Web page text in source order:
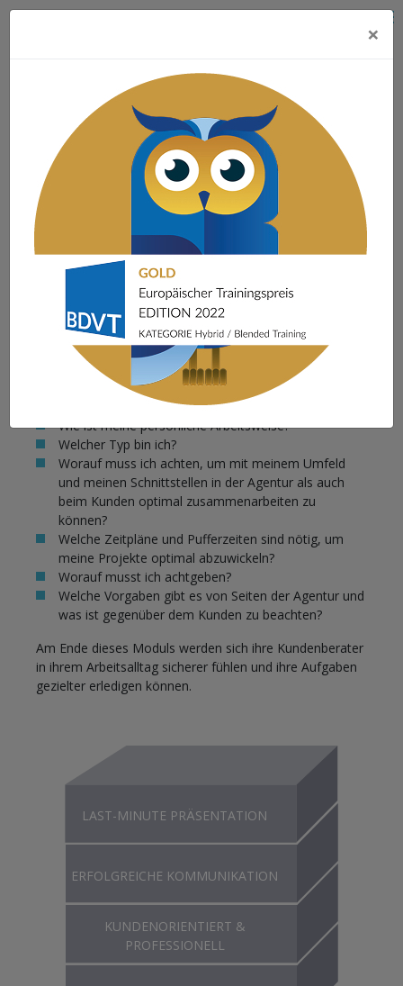
Startseite»Training»NEWVIEW für Unternehmen – Changing the
»Employality Expert: Experten binden & Fachwissen nützen
Projektmanagement & Ich
PROJEKTMANAGEMENT & ICH
Projektmanagement hat viel mit dem individuellen
Handeln zu tun:
Wie ist meine persönliche Arbeitsweise?
Welcher Typ bin ich?
Worauf muss ich achten, um mit meinem Umfeld
und meinen Schnittstellen in der Agentur als auch
beim Kunden optimal zusammenarbeiten zu
können?
Welche Zeitpläne und Pufferzeiten sind nötig, um
meine Projekte optimal abzuwickeln?
Worauf musst ich achtgeben?
Welche Vorgaben gibt es von Seiten der Agentur und
was ist gegenüber dem Kunden zu beachten?
Am Ende dieses Moduls werden sich ihre Kundenberater
in ihrem Arbeitsalltag sicherer fühlen und ihre Aufgaben
gezielter erledigen können.
LAST-MINUTE PRÄSENTATION
ERFOLGREICHE KOMMUNIKATION
KUNDENORIENTIERT &
PROFESSIONELL
×